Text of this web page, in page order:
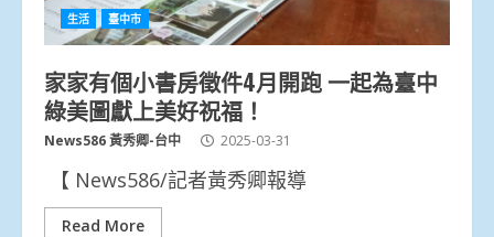
生活 臺中市
家家有個小書房徵件4月開跑 一起為臺中
綠美圖獻上美好祝福！
News586 黃秀卿-台中 2025-03-31
【 News586/記者黃秀卿報導
Read More